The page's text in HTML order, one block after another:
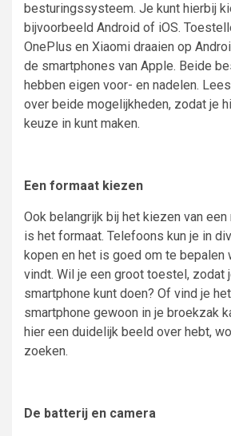
besturingssysteem. Je kunt hierbij
bijvoorbeeld Android of iOS.
OnePlus en Xiaomi draaien op
de smartphones van Apple. Beide
hebben eigen voor- en nadelen.
over beide mogelijkheden, zodat je
keuze in kunt maken.
Een formaat kiezen
Ook belangrijk bij het kiezen van
is het formaat. Telefoons kun je in
kopen en het is goed om te bepalen
vindt. Wil je een groot toestel, zodat
smartphone kunt doen? Of vind je
smartphone gewoon in je broekzak
hier een duidelijk beeld over hebt,
zoeken.
De batterij en camera